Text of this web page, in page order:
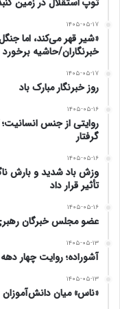
۱۴۰۵-۰۵-۱۷
«شیر قهر می‌کند، اما
خبرنگاران/حاشیه
۱۴۰۵-۰۵-۱۷
روز خبرنگار مبارک باد
۱۴۰۵-۰۵-۱۶
روایتی از جنس
گرفتار
۱۴۰۵-۰۵-۱۶
وزش باد شدید و بارش
تأثیر قرار داد
۱۴۰۵-۰۵-۱۶
عضو مجلس خبرگان
۱۴۰۵-۰۵-۱۳
آشوراده؛ روایت چهار
۱۴۰۵-۰۵-۱۳
«ناس» میان